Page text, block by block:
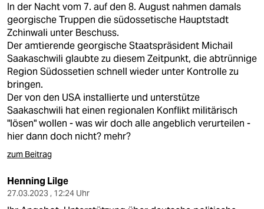
In der Nacht vom 7. auf den 8. August nahmen damals
georgische Truppen die südossetische Hauptstadt
Zchinwali unter Beschuss.
Der amtierende georgische Staatspräsident Michail
Saakaschwili glaubte zu diesem Zeitpunkt, die abtrünnige
Region Südossetien schnell wieder unter Kontrolle zu
bringen.
Der von den USA installierte und unterstütze
Saakaschwili hat einen regionalen Konflikt militärisch
"lösen" wollen - was wir doch alle angeblich verurteilen -
hier dann doch nicht? mehr?
zum Beitrag
Henning Lilge
27.03.2023 , 12:24 Uhr